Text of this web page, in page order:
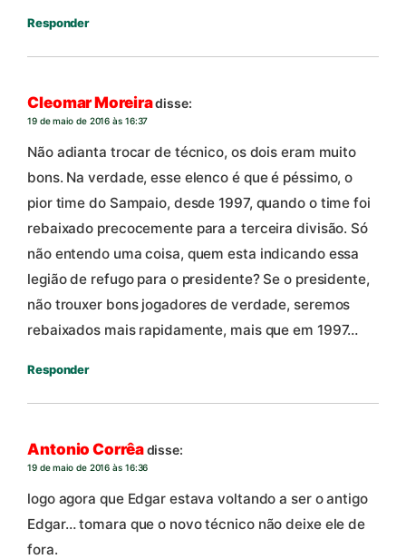
Responder
Cleomar Moreiradisse:
19 de maio de 2016 às 16:37
Não adianta trocar de técnico, os dois eram muito
bons. Na verdade, esse elenco é que é péssimo, o
pior time do Sampaio, desde 1997, quando o time foi
rebaixado precocemente para a terceira divisão. Só
não entendo uma coisa, quem esta indicando essa
legião de refugo para o presidente? Se o presidente,
não trouxer bons jogadores de verdade, seremos
rebaixados mais rapidamente, mais que em 1997…
Responder
Antonio Corrêadisse:
19 de maio de 2016 às 16:36
logo agora que Edgar estava voltando a ser o antigo
Edgar… tomara que o novo técnico não deixe ele de
fora.